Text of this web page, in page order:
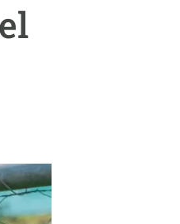
anteriors
de la terra